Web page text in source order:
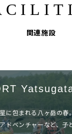
関連施設
に包まれる八ヶ岳の春
ドベンチャーなど、子